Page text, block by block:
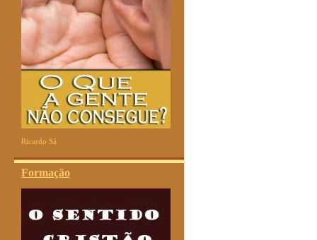
Ricardo Sá
Formação